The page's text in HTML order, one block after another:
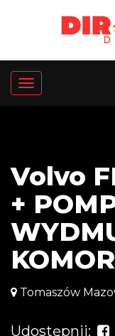
Volvo
+
Tomaszów
Udostępnij: